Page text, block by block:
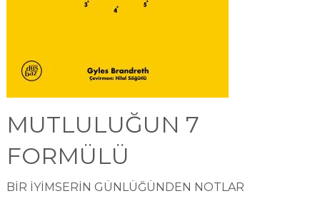
MUTLULUĞUN 7
FORMÜLÜ
BİR İYİMSERİN GÜNLÜĞÜNDEN NOTLAR